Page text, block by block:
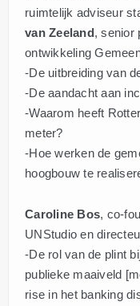
ruimtelijk adviseur
van Zeeland, senior
ontwikkeling
-De uitbreiding van
-De aandacht aan
-Waarom heeft
meter?
-Hoe werken de
hoogbouw te
Caroline Bos, co-
UNStudio en
-De rol van de plint
publieke maaiveld
rise in het banking